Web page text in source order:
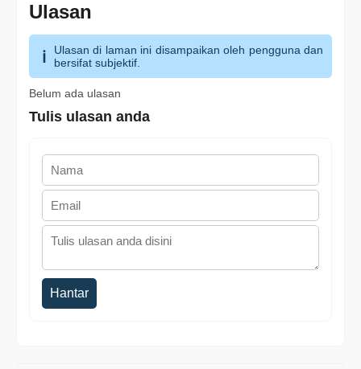
Ulasan
Ulasan di laman ini disampaikan oleh pengguna dan
bersifat subjektif.
Belum ada ulasan
Tulis ulasan anda
Hantar